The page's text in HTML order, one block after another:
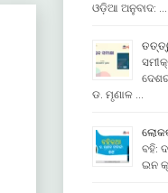
ଓଡ଼ିଆ ଅନୁବାଦ: …
ଡ. ମୃଣାଳ …
ବହି:
ଇନ